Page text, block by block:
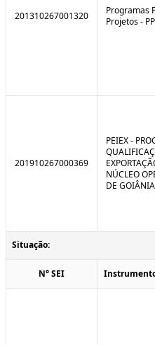
201310267001320
Programas
Projetos -
201910267000369
PEIEX -
NÚCLEO
DE
Situação:
N° SEI